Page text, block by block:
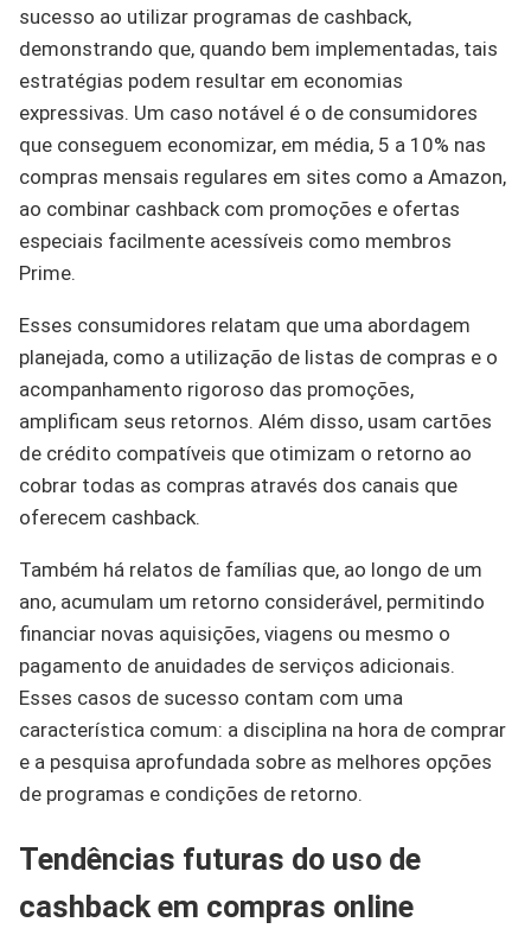
sucesso ao utilizar programas de cashback,
demonstrando que, quando bem implementadas, tais
estratégias podem resultar em economias
expressivas. Um caso notável é o de consumidores
que conseguem economizar, em média, 5 a 10% nas
compras mensais regulares em sites como a Amazon,
ao combinar cashback com promoções e ofertas
especiais facilmente acessíveis como membros
Prime.
Esses consumidores relatam que uma abordagem
planejada, como a utilização de listas de compras e o
acompanhamento rigoroso das promoções,
amplificam seus retornos. Além disso, usam cartões
de crédito compatíveis que otimizam o retorno ao
cobrar todas as compras através dos canais que
oferecem cashback.
Também há relatos de famílias que, ao longo de um
ano, acumulam um retorno considerável, permitindo
financiar novas aquisições, viagens ou mesmo o
pagamento de anuidades de serviços adicionais.
Esses casos de sucesso contam com uma
característica comum: a disciplina na hora de comprar
e a pesquisa aprofundada sobre as melhores opções
de programas e condições de retorno.
Tendências futuras do uso de
cashback em compras online